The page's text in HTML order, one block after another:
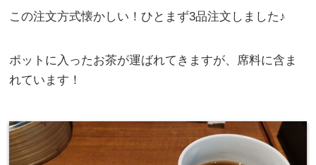
この注文方式懐かしい！ひとまず3品注文しました♪
ポットに入ったお茶が運ばれてきますが、席料に含ま
れています！